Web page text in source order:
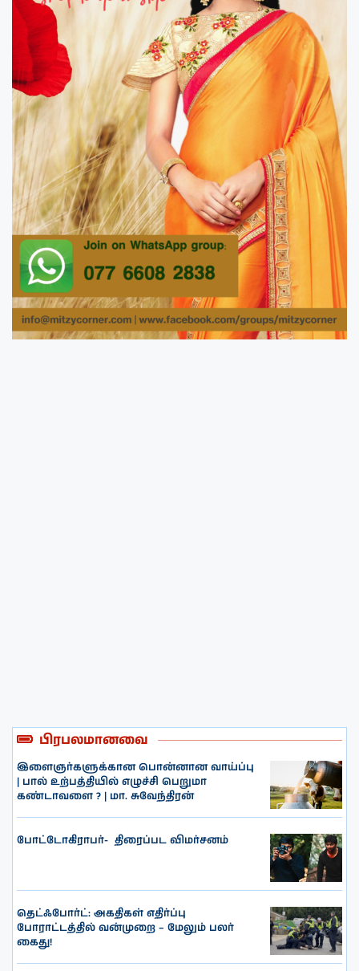
பிரபலமானவை
இளைஞர்களுக்கான பொன்னான வாய்ப்பு
| பால் உற்பத்தியில் எழுச்சி பெறுமா
கண்டாவளை ? | மா. சுவேந்திரன்
போட்டோகிராபர்- ‌ திரைப்பட விமர்சனம்
தெட்ஃபோர்ட்: அகதிகள் எதிர்ப்பு
போராட்டத்தில் வன்முறை – மேலும் பலர்
கைது!